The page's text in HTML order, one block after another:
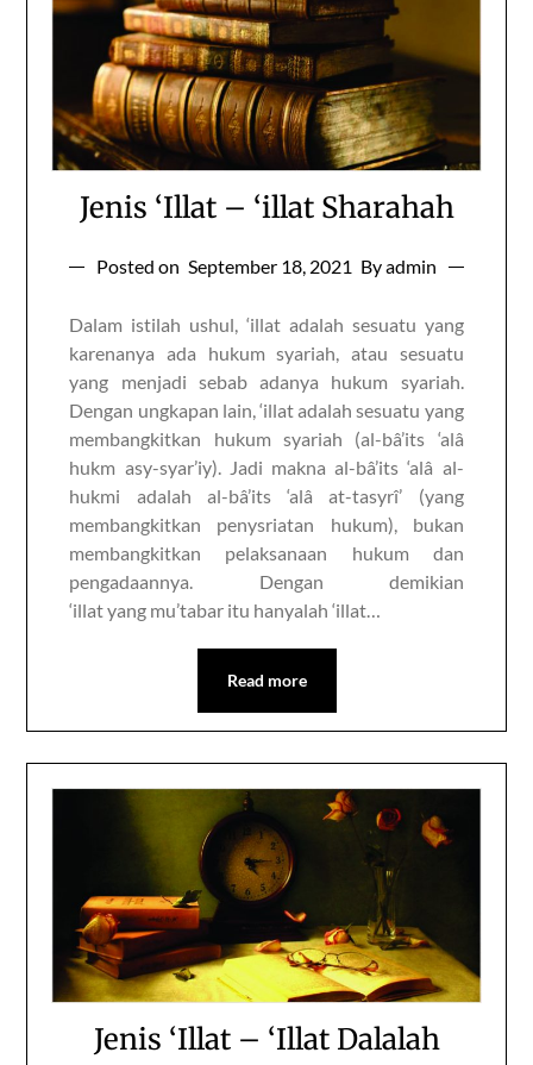
Jenis ‘Illat – ‘illat Sharahah
Posted on September 18, 2021 By admin
Dalam istilah ushul, ‘illat adalah sesuatu yang
karenanya ada hukum syariah, atau sesuatu
yang menjadi sebab adanya hukum syariah.
Dengan ungkapan lain, ‘illat adalah sesuatu yang
membangkitkan hukum syariah (al-bâ’its ‘alâ
hukm asy-syar’iy). Jadi makna al-bâ’its ‘alâ al-
hukmi adalah al-bâ’its ‘alâ at-tasyrî’ (yang
membangkitkan penysriatan hukum), bukan
membangkitkan pelaksanaan hukum dan
pengadaannya. Dengan demikian
‘illat yang mu’tabar itu hanyalah ‘illat…
Read more
Jenis ‘Illat – ‘Illat Dalalah